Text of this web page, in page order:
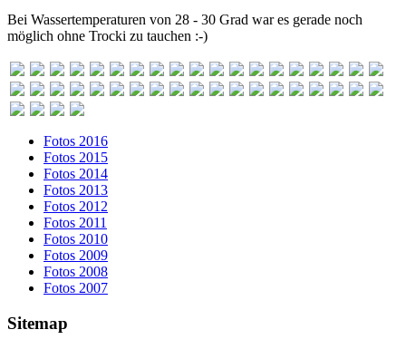
Bei Wassertemperaturen von 28 - 30 Grad war es gerade noch
möglich ohne Trocki zu tauchen :-)
Fotos 2016
Fotos 2015
Fotos 2014
Fotos 2013
Fotos 2012
Fotos 2011
Fotos 2010
Fotos 2009
Fotos 2008
Fotos 2007
Sitemap